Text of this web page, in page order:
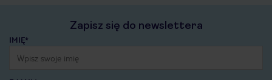
Zapisz się do newslettera
IMIĘ*